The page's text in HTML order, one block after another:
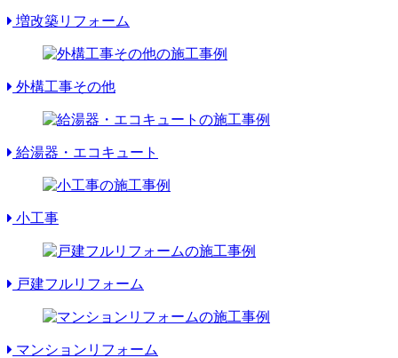
増改築リフォーム
外構工事その他
給湯器・エコキュート
小工事
戸建フルリフォーム
マンションリフォーム